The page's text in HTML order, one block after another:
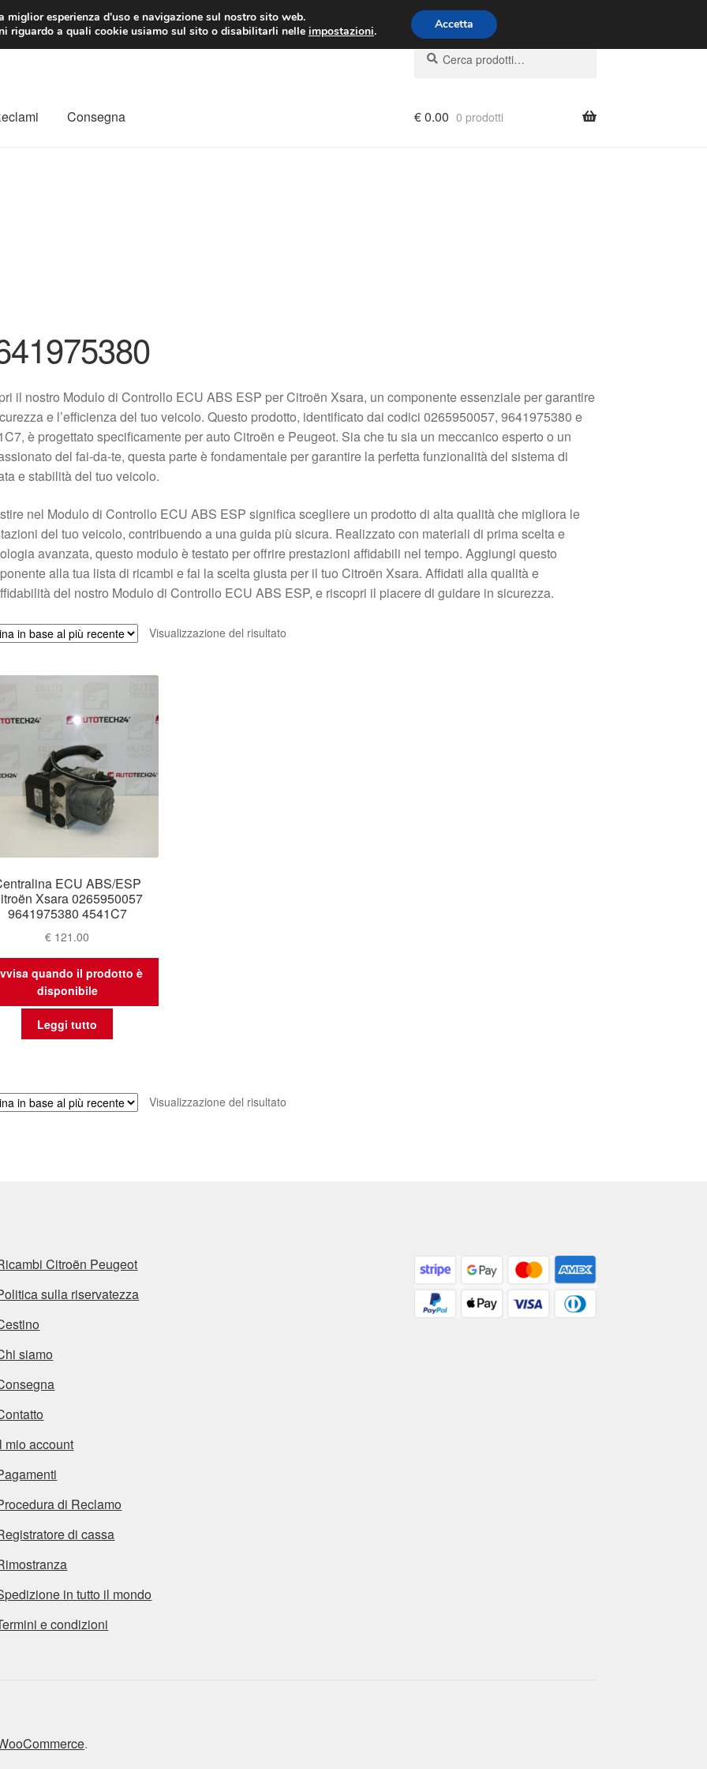
EUR Lun-Ven 9:00 - 16:00 800 580 290
Cerca:
Cerca
Consegna €0.00 0 prodotti
il nostro Modulo di Controllo ECU ABS ESP per Citroën Xsara, un componente essenziale per garantire
e l’efficienza del tuo veicolo. Questo prodotto, identificato dai codici 0265950057, 9641975380 e
è progettato specificamente per auto Citroën e Peugeot. Sia che tu sia un meccanico esperto o un
del fai-da-te, questa parte è fondamentale per garantire la perfetta funzionalità del sistema di
e stabilità del tuo veicolo.
nel Modulo di Controllo ECU ABS ESP significa scegliere un prodotto di alta qualità che migliora le
del tuo veicolo, contribuendo a una guida più sicura. Realizzato con materiali di prima scelta e
avanzata, questo modulo è testato per offrire prestazioni affidabili nel tempo. Aggiungi questo
alla tua lista di ricambi e fai la scelta giusta per il tuo Citroën Xsara. Affidati alla qualità e
del nostro Modulo di Controllo ECU ABS ESP, e riscopri il piacere di guidare in sicurezza.
Visualizzazione del risultato
ECU ABS/ESP
Xsara 0265950057
9641975380 4541C7
€ 121.00
quando il prodotto è
disponibile
Leggi tutto
Visualizzazione del risultato
Citroën Peugeot
sulla riservatezza
siamo
mio account
di Reclamo
di cassa
in tutto il mondo
e condizioni
.
esperienza d'uso e navigazione sul nostro sito web.
riguardo a quali cookie usiamo sul sito o disabilitarli nelle impostazioni. Accetta